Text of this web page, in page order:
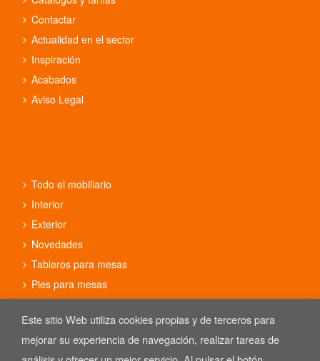
Contactar
Actualidad en el sector
Inspiración
Acabados
Aviso Legal
Todo el mobiliario
Interior
Exterior
Novedades
Tableros para mesas
Pies para mesas
Este sitio Web utiliza cookies propias y de terceros para
mejorar su experiencia de navegación, realizar tareas de